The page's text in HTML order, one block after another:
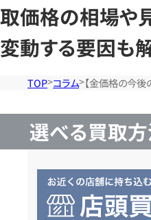
取価格の相場や
変動する要因も
TOP コラム 【金価格の今
選べる買取